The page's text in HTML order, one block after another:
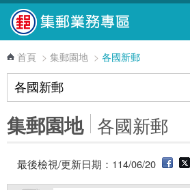
跳到主要內容區塊
首頁 > 集郵園地 > 各國新郵
集郵園地 各國新郵
最後檢視/更新日期：114/06/20